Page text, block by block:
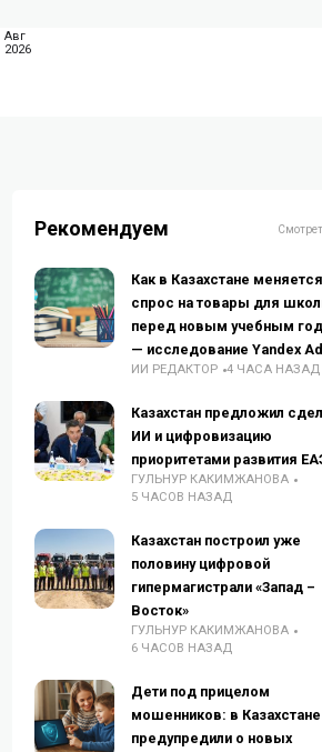
Авг
2026
Рекомендуем
Как в Казахстане меняется
спрос на товары для
перед новым учебным
— исследование Yandex
ИИ РЕДАКТОР 4 ЧАСА НАЗАД
Казахстан предложил
ИИ и цифровизацию
приоритетами развития
ГУЛЬНУР КАКИМЖАНОВА
5 ЧАСОВ НАЗАД
Казахстан построил уже
половину цифровой
гипермагистрали «Запад –
Восток»
ГУЛЬНУР КАКИМЖАНОВА
6 ЧАСОВ НАЗАД
Дети под прицелом
мошенников: в Казахстане
предупредили о новых